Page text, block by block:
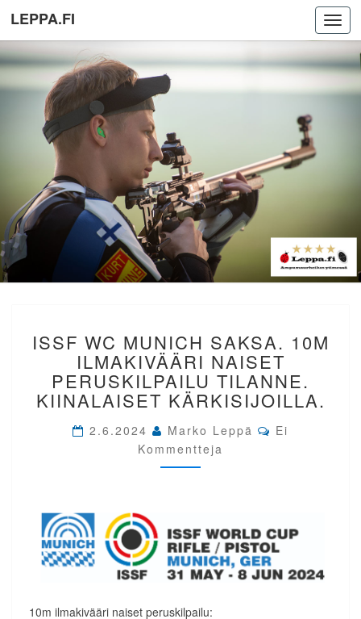
LEPPA.FI
WC
MUNICH
SAKSA.
10M
ILMAKIVÄÄRI
PERUSKILPAILU
TILANNE.
KIINALAISET
ISSF WC MUNICH SAKSA. 10M
ILMAKIVÄÄRI NAISET
PERUSKILPAILU TILANNE.
KIINALAISET KÄRKISIJOILLA.
2.6.2024 Marko Leppä Comments
Ei
Kommentteja
10m ilmakivääri naiset peruskilpailu: